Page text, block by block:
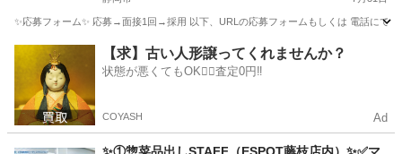
✨応募フォーム✨ 応募→面接1回→採用 以下、URLの応募フォームもしくは 電話にて
キッチン スタッフ
【求】古い人形譲ってくれませんか？
状態が悪くてもOK🙆‍♀️査定0円‼️
COYASH Ad